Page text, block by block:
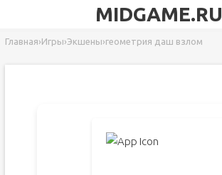
MIDGAME.RU
Главная›Игры›Экшены›геометрия даш взлом